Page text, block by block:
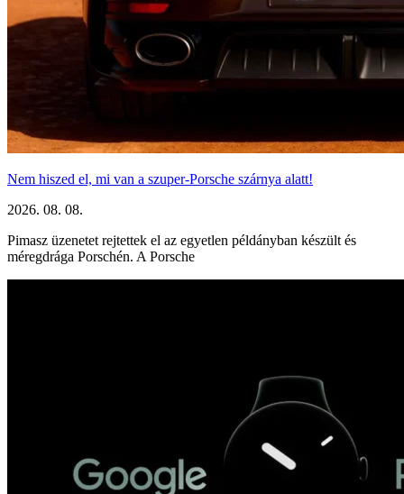
Nem hiszed el, mi van a szuper-Porsche szárnya alatt!
2026. 08. 08.
Pimasz üzenetet rejtettek el az egyetlen példányban készült és
méregdrága Porschén. A Porsche